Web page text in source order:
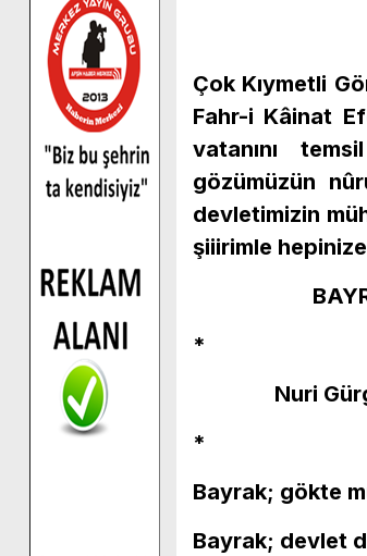
Çok Kıymetli
Fahr-i Kâinat
vatanını
gözümüzün
devletimizin
şiiirimle
*
Nuri
*
Bayrak; gökte
Bayrak; devlet